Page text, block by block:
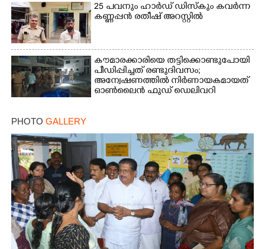
25 പവനും ഹാർഡ് ഡിസ്കും കവർന്ന
കണ്ണപ്പൻ രതീഷ് അറസ്റ്റിൽ
കൗമാരക്കാരിയെ തട്ടിക്കൊണ്ടുപോയി
പീഡിപ്പിച്ചത് രണ്ടുദിവസം;
അന്വേഷണത്തിൽ നിർണായകമായത്
ഓൺലൈൻ ഫുഡ് ഡെലിവറി
PHOTO GALLERY